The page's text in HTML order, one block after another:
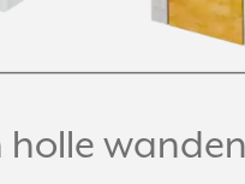
holle wanden